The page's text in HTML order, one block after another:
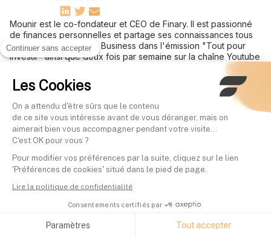
Continuer sans accepter
Les Cookies
On a attendu d'être sûrs que le contenu
de ce site vous intéresse avant de vous déranger, mais on
aimerait bien vous accompagner pendant votre visite...
C'est OK pour vous ?
Pour modifier vos préférences par la suite, cliquez sur le lien
'Préférences de cookies' situé dans le pied de page.
Lire la politique de confidentialité
Consentements certifiés par
Paramètres Tout accepter
Édité par
Mounir Laggoune
Mounir est le co-fondateur et CEO de Finary. Il est passionné
de finances personnelles et partage ses connaissances tous
les vendredis sur BFM Business dans l'émission "Tout pour
investir" ainsi que deux fois par semaine sur la chaîne Youtube
Quelle retraite pour
de 4000 euros